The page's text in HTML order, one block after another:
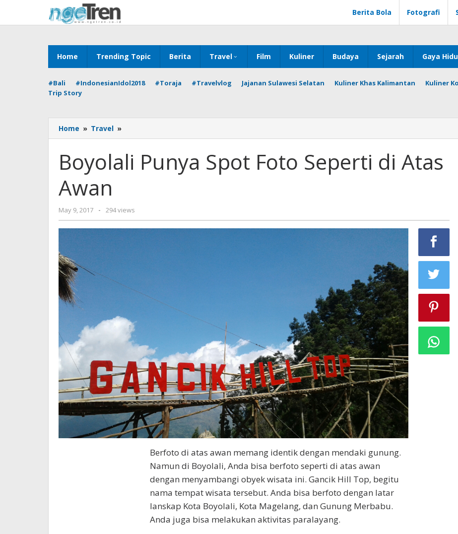
content
Berita Bola Fotografi
Home Trending Topic Berita Travel Film Kuliner Budaya Sejarah Gaya
#Bali #IndonesianIdol2018 #Toraja #Travelvlog Jajanan Sulawesi Selatan Kuliner Khas Kalimantan Kuliner
Trip Story
Home » Travel »
Punya
Foto
Seperti
Boyolali Punya Spot Foto Seperti di Atas
Awan
May 9, 2017
by
Cynthia
Cecilia
- 294 views
Berfoto di atas awan memang identik dengan mendaki gunung.
Namun di Boyolali, Anda bisa berfoto seperti di atas awan
dengan menyambangi obyek wisata ini. Gancik Hill Top, begitu
nama tempat wisata tersebut. Anda bisa berfoto dengan latar
lanskap Kota Boyolali, Kota Magelang, dan Gunung Merbabu.
Anda juga bisa melakukan aktivitas paralayang.